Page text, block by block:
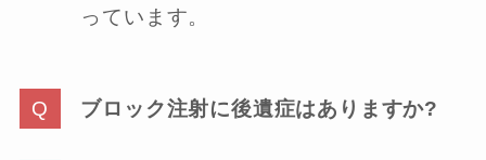
っています。
ブロック注射に後遺症はありますか?